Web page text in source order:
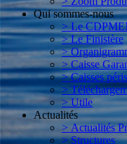
Qui sommes-nous
> Le
> Le Finistère
>
> Caisse
> Caisses
>
> Utile
Actualités
> Actualités
> Structures